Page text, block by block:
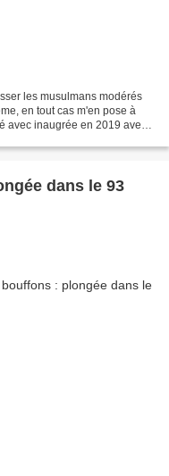
les musulmans modérés
en tout cas m'en pose à
avec inaugrée en 2019 avec
dans le 93